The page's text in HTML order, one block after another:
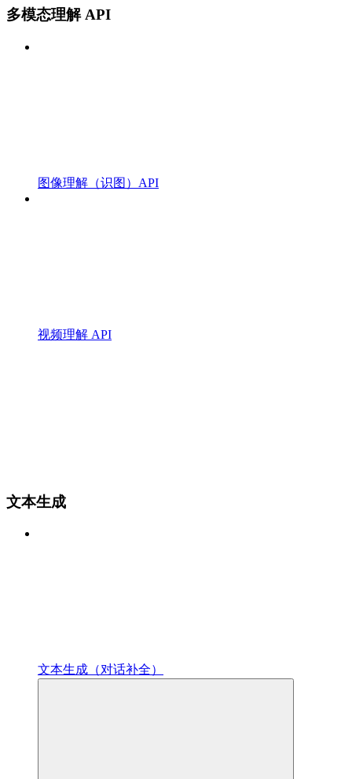
多模态理解 API
图像理解（识图）API
视频理解 API
文本生成
文本生成（对话补全）